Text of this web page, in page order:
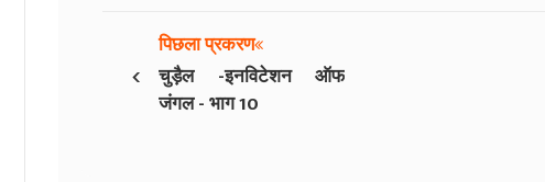
‹
पिछला प्रकरण
चुड़ैल -इनविटेशन ऑफ
जंगल - भाग 10